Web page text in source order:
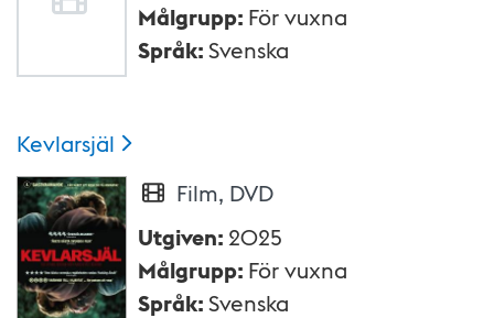
Målgrupp: För vuxna
Språk:Svenska
Kevlarsjäl
Film, DVD
Utgiven: 2025
Målgrupp: För vuxna
Språk:Svenska